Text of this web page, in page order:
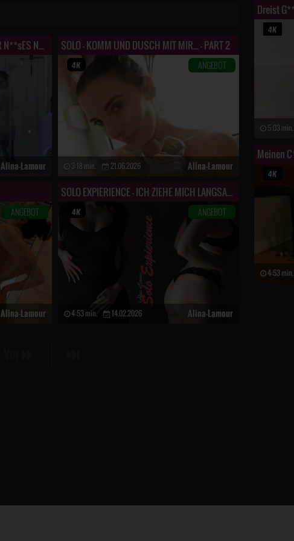
DER VOYEUR - NACKTE HAUT ODER N**sES NYLON WORAUF S*****t DU???
Alina-Lamour
SOLO - KOMM UND DUSCH MIT MIR... - PART 2
ANGEBOT
3:18 min. 21.06.2026 Alina-Lamour
ANGEBOT
Alina-Lamour
SOLO EXPIERIENCE - ICH ZIEHE MICH LANGSAM FÜR DICH AUS - Faceless
ANGEBOT
4:53 min. 14.02.2026 Alina-Lamour
5:03 min.
4:53 min.